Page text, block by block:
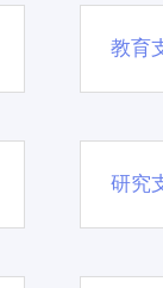
教育
研究